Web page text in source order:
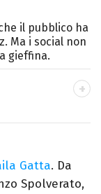
il pubblico ha
Ma i social non
gieffina.
Laureato in
Scrive
Gatta. Da
Spolverato,